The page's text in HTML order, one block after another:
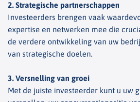
2. Strategische partnerschappen
Investeerders brengen vaak
expertise en netwerken mee die
de verdere ontwikkeling van uw
van strategische doelen.
3. Versnelling van groei
Met de juiste investeerder kunt u uw